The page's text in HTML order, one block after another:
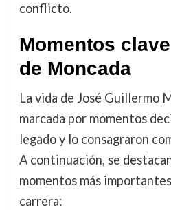
conflicto.
Momentos
de Moncada
La vida de José Guillermo
marcada por momentos
legado y lo consagraron
A continuación, se
momentos más
carrera: